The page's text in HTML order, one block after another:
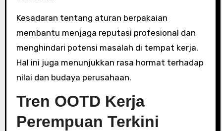
Kesadaran tentang aturan berpakaian
membantu menjaga reputasi profesional dan
menghindari potensi masalah di tempat kerja.
Hal ini juga menunjukkan rasa hormat terhadap
nilai dan budaya perusahaan.
Tren OOTD Kerja
Perempuan Terkini